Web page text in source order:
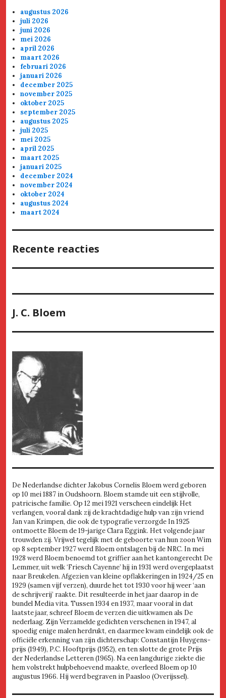
augustus 2026
juli 2026
juni 2026
mei 2026
april 2026
maart 2026
februari 2026
januari 2026
december 2025
november 2025
oktober 2025
september 2025
augustus 2025
juli 2025
mei 2025
april 2025
maart 2025
januari 2025
december 2024
november 2024
oktober 2024
augustus 2024
maart 2024
Recente reacties
J. C. Bloem
De Nederlandse dichter Jakobus Cornelis Bloem werd geboren
op 10 mei 1887 in Oudshoorn. Bloem stamde uit een stijlvolle,
patricische familie. Op 12 mei 1921 verscheen eindelijk Het
verlangen, vooral dank zij de krachtdadige hulp van zijn vriend
Jan van Krimpen, die ook de typografie verzorgde In 1925
ontmoette Bloem de 19-jarige Clara Eggink. Het volgende jaar
trouwden zij. Vrijwel tegelijk met de geboorte van hun zoon Wim
op 8 september 1927 werd Bloem ontslagen bij de NRC. In mei
1928 werd Bloem benoemd tot griffier aan het kantongerecht De
Lemmer, uit welk ‘Friesch Cayenne’ hij in 1931 werd overgeplaatst
naar Breukelen. Afgezien van kleine opflakkeringen in 1924/25 en
1929 (samen vijf verzen), duurde het tot 1930 voor hij weer ‘aan
de schrijverij’ raakte. Dit resulteerde in het jaar daarop in de
bundel Media vita. Tussen 1934 en 1937, maar vooral in dat
laatste jaar, schreef Bloem de verzen die uitkwamen als De
nederlaag. Zijn Verzamelde gedichten verschenen in 1947, al
spoedig enige malen herdrukt, en daarmee kwam eindelijk ook de
officiële erkenning van zijn dichterschap: Constantijn Huygens-
prijs (1949), P.C. Hooftprijs (1952), en ten slotte de grote Prijs
der Nederlandse Letteren (1965). Na een langdurige ziekte die
hem volstrekt hulpbehoevend maakte, overleed Bloem op 10
augustus 1966. Hij werd begraven in Paasloo (Overijssel).